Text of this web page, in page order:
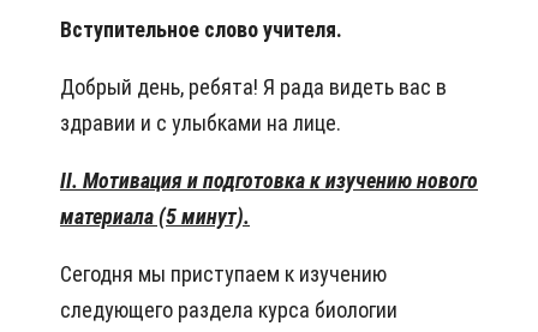
Вступительное слово учителя.
Добрый день, ребята! Я рада видеть вас в
здравии и с улыбками на лице.
II. Мотивация и подготовка к изучению нового
материала (5 минут).
Сегодня мы приступаем к изучению
следующего раздела курса биологии